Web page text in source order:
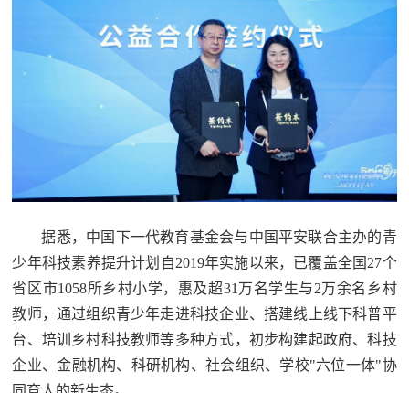
据悉，中国下一代教育基金会与中国平安联合主办的青
少年科技素养提升计划自2019年实施以来，已覆盖全国27个
省区市1058所乡村小学，惠及超31万名学生与2万余名乡村
教师，通过组织青少年走进科技企业、搭建线上线下科普平
台、培训乡村科技教师等多种方式，初步构建起政府、科技
企业、金融机构、科研机构、社会组织、学校"六位一体"协